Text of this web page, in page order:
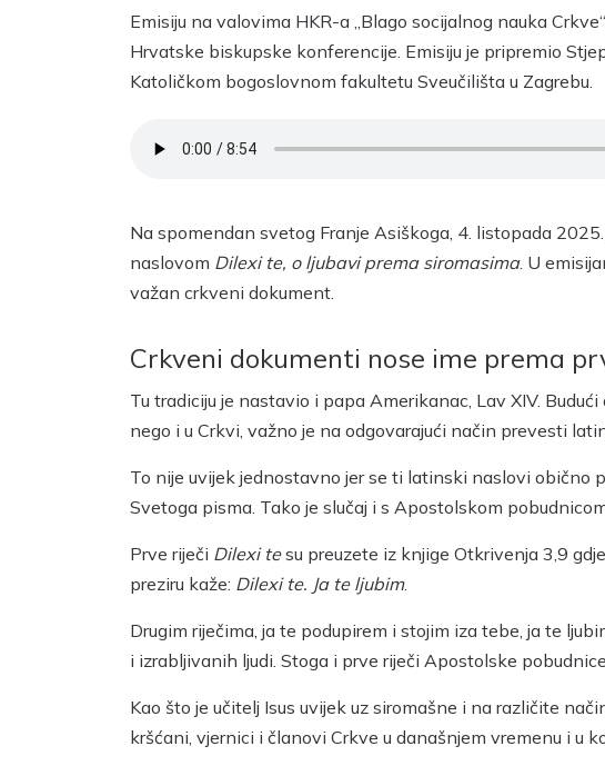
Emisiju na valovima HKR-a „Blago socijalnog nauka
Hrvatske biskupske konferencije. Emisiju je pripremio
Katoličkom bogoslovnom fakultetu Sveučilišta u Zagrebu.
Na spomendan svetog Franje Asiškoga, 4. listopada
naslovom Dilexi te, o ljubavi prema siromasima. U
važan crkveni dokument.
Crkveni dokumenti nose ime prema
Tu tradiciju je nastavio i papa Amerikanac, Lav XIV.
nego i u Crkvi, važno je na odgovarajući način prevesti
To nije uvijek jednostavno jer se ti latinski naslovi obično
Svetoga pisma. Tako je slučaj i s Apostolskom
Prve riječi Dilexi tesu preuzete iz knjige Otkrivenja 3,9
preziru kaže: Dilexi te. Ja te ljubim.
Drugim riječima, ja te podupirem i stojim iza tebe, ja te
i izrabljivanih ljudi. Stoga i prve riječi Apostolske
Kao što je učitelj Isus uvijek uz siromašne i na različite
kršćani, vjernici i članovi Crkve u današnjem vremenu i u